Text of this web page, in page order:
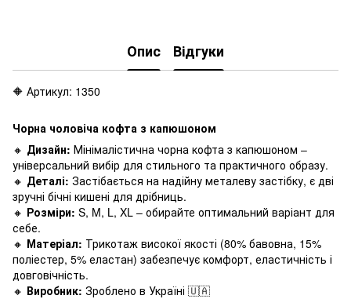
Опис Відгуки
🔶 Артикул: 1350
Чорна чоловіча кофта з капюшоном
🔸 Дизайн: Мінімалістична чорна кофта з капюшоном –
універсальний вибір для стильного та практичного образу.
🔸 Деталі: Застібається на надійну металеву застібку, є дві
зручні бічні кишені для дрібниць.
🔸 Розміри: S, M, L, XL – обирайте оптимальний варіант для
себе.
🔸 Матеріал: Трикотаж високої якості (80% бавовна, 15%
поліестер, 5% еластан) забезпечує комфорт, еластичність і
довговічність.
🔸 Виробник: Зроблено в Україні 🇺🇦